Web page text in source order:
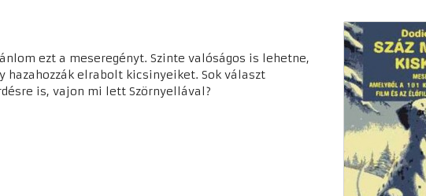
ezt a meseregényt. Szinte valóságos is lehetne,
hazahozzák elrabolt kicsinyeiket. Sok választ
is, vajon mi lett Szörnyellával?